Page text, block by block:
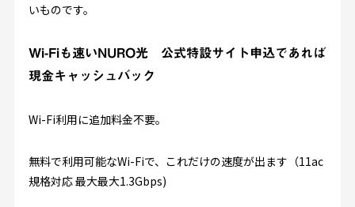
いものです。
Wi-Fiも速いNURO光 公式特設サイト申込であれば
現金キャッシュバック
Wi-Fi利用に追加料金不要。
無料で利用可能なWi-Fiで、これだけの速度が出ます（11ac
規格対応 最大最大1.3Gbps)